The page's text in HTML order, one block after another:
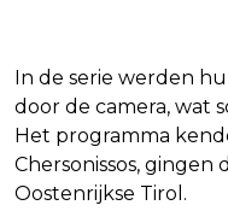
In de serie werden
door de camera, wat
Het programma
Chersonissos, gingen
Oostenrijkse Tirol.